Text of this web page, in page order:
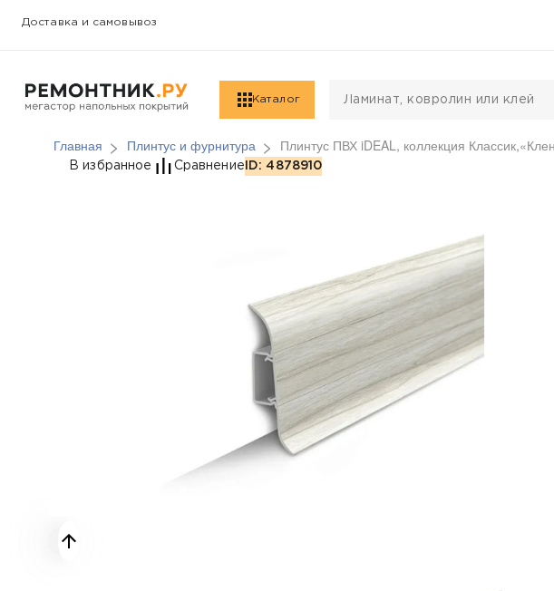
Доставка и самовывоз
Каталог
Главная Плинтус и фурнитура Плинтус ПВХ iDEAL, коллекция
Плинтус ПВХ iDEAL,
В избранное Сравнение ID: 4878910